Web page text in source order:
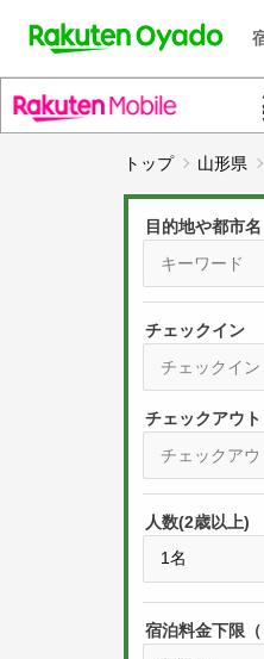
トップ 山形県
目的地や都市名
チェックイン
r
s
s
e
P
r
s
t
人数(2歳以上)
宿泊料金下限（